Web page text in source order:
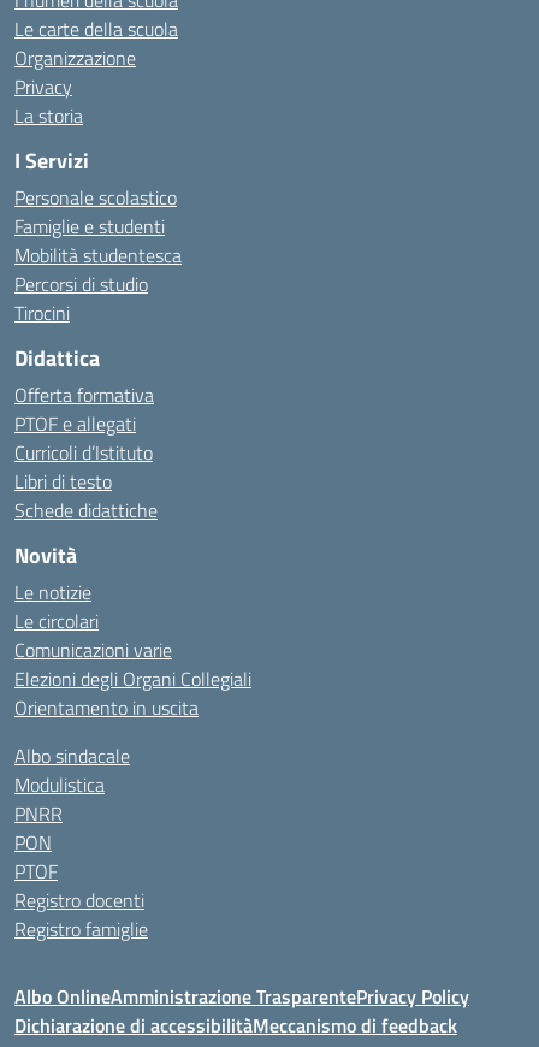
Le carte della scuola
Organizzazione
Privacy
La storia
I Servizi
Personale scolastico
Famiglie e studenti
Mobilità studentesca
Percorsi di studio
Tirocini
Didattica
Offerta formativa
PTOF e allegati
Curricoli d’Istituto
Libri di testo
Schede didattiche
Novità
Le notizie
Le circolari
Comunicazioni varie
Elezioni degli Organi Collegiali
Orientamento in uscita
Albo sindacale
Modulistica
PNRR
PON
PTOF
Registro docenti
Registro famiglie
Albo OnlineAmministrazione TrasparentePrivacy Policy
Dichiarazione di accessibilitàMeccanismo di feedback